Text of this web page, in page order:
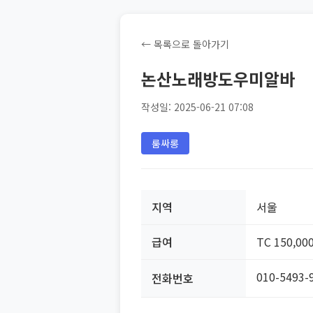
← 목록으로 돌아가기
논산노래방도우미알바
작성일: 2025-06-21 07:08
룸싸롱
지역 서울
급여 TC
전화번호 010-5493-